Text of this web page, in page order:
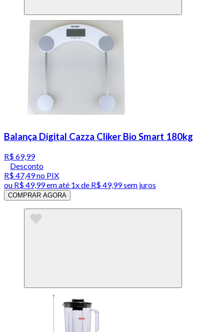
Balança Digital Cazza Cliker Bio Smart 180kg
R$ 69,99
Desconto
R$ 47,49no PIX
ou R$ 49,99em até 1x de R$ 49,99sem juros
COMPRAR AGORA